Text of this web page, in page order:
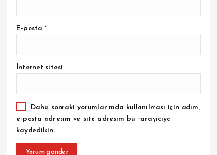
E-posta*
İnternet sitesi
Daha sonraki yorumlarımda kullanılması için adım,
e-posta adresim ve site adresim bu tarayıcıya
kaydedilsin.